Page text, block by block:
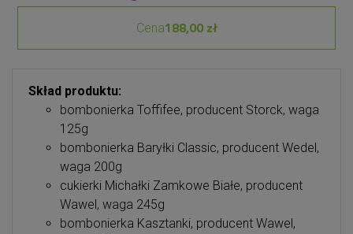
Cena188,00 zł
Skład produktu:
bombonierka Toffifee, producent Storck, waga
125g
bombonierka Baryłki Classic, producent Wedel,
waga 200g
cukierki Michałki Zamkowe Białe, producent
Wawel, waga 245g
bombonierka Kasztanki, producent Wawel,